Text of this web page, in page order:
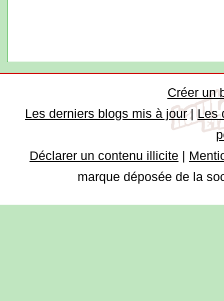
Créer un
Les derniers blogs mis à jour|Les
Déclarer un contenu illicite |
marque déposée de la